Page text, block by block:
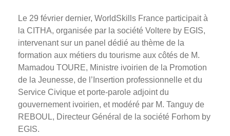
Inscription à la newsletter
Espace membres
Le 29 février dernier, WorldSkills France participait à
la CITHA, organisée par la société Voltere by EGIS,
intervenant sur un panel dédié au thème de la
formation aux métiers du tourisme aux côtés de M.
Mamadou TOURE, Ministre ivoirien de la Promotion
de la Jeunesse, de l’Insertion professionnelle et du
Service Civique et porte-parole adjoint du
gouvernement ivoirien, et modéré par M. Tanguy de
REBOUL, Directeur Général de la société Forhom by
EGIS.